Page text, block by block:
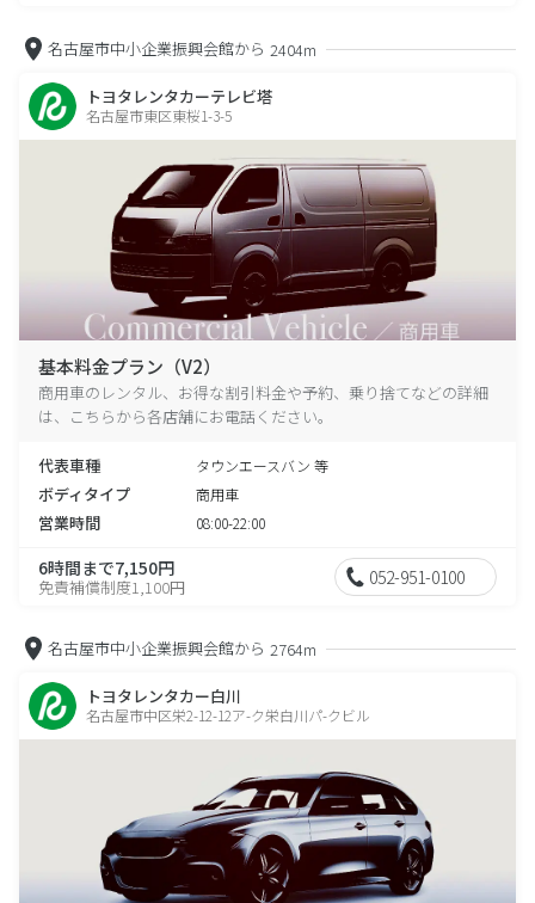
名古屋市中小企業振興会館から 2404m
トヨタレンタカーテレビ塔
名古屋市東区東桜1-3-5
基本料金プラン（V2）
商用車のレンタル、お得な割引料金や予約、乗り捨てなどの詳細
は、こちらから各店舗にお電話ください。
代表車種 タウンエースバン 等
ボディタイプ 商用車
営業時間 08:00-22:00
6時間まで7,150円
免責補償制度1,100円 052-951-0100
名古屋市中小企業振興会館から 2764m
トヨタレンタカー白川
名古屋市中区栄2-12-12ア-ク栄白川パ-クビル